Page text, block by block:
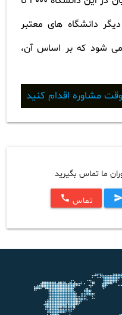
دیگر دانشگاه های معتبر
شود که بر اساس آن،
مشاوره اقدام کنید
ما تماس بگیرید
تماس call